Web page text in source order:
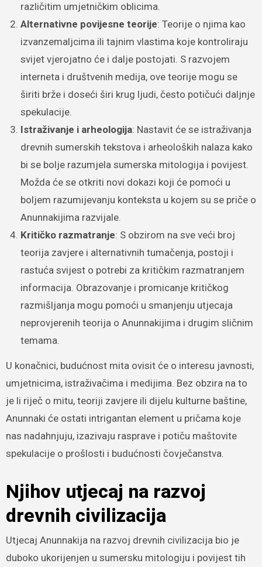
različitim umjetničkim oblicima.
Alternativne povijesne teorije: Teorije o njima kao
izvanzemaljcima ili tajnim vlastima koje kontroliraju
svijet vjerojatno će i dalje postojati. S razvojem
interneta i društvenih medija, ove teorije mogu se
širiti brže i doseći širi krug ljudi, često potičući daljnje
spekulacije.
Istraživanje i arheologija: Nastavit će se istraživanja
drevnih sumerskih tekstova i arheoloških nalaza kako
bi se bolje razumjela sumerska mitologija i povijest.
Možda će se otkriti novi dokazi koji će pomoći u
boljem razumijevanju konteksta u kojem su se priče o
Anunnakijima razvijale.
Kritičko razmatranje: S obzirom na sve veći broj
teorija zavjere i alternativnih tumačenja, postoji i
rastuća svijest o potrebi za kritičkim razmatranjem
informacija. Obrazovanje i promicanje kritičkog
razmišljanja mogu pomoći u smanjenju utjecaja
neprovjerenih teorija o Anunnakijima i drugim sličnim
temama.
U konačnici, budućnost mita ovisit će o interesu javnosti,
umjetnicima, istraživačima i medijima. Bez obzira na to
je li riječ o mitu, teoriji zavjere ili dijelu kulturne baštine,
Anunnaki će ostati intrigantan element u pričama koje
nas nadahnjuju, izazivaju rasprave i potiču maštovite
spekulacije o prošlosti i budućnosti čovječanstva.
Njihov utjecaj na razvoj
drevnih civilizacija
Utjecaj Anunnakija na razvoj drevnih civilizacija bio je
duboko ukorijenjen u sumersku mitologiju i povijest tih